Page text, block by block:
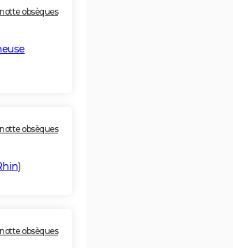
obsèques
obsèques
)
obsèques